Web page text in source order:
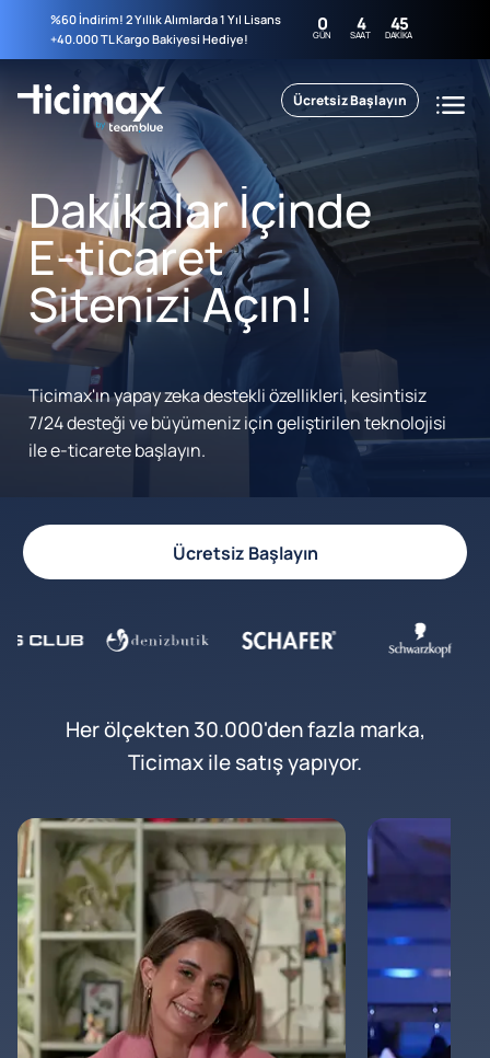
%60 İndirim! 2 Yıllık Alımlarda 1 Yıl Lisans
+40.000 TL Kargo Bakiyesi Hediye!
0
GÜN 4
SAAT 45
DAKIKA
Ücretsiz Başlayın
Dakikalar İçinde
E-ticaret
Sitenizi Açın!
Ticimax'ın yapay zeka destekli özellikleri, kesintisiz
7/24 desteği ve büyümeniz için geliştirilen teknolojisi
ile e-ticarete başlayın.
Ücretsiz Başlayın
Her ölçekten 30.000'den fazla marka,
Ticimax ile satış yapıyor.